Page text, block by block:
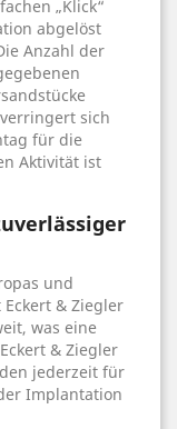
„Klick“
abgelöst
Anzahl der
sich
für die
Aktivität ist
und
& Ziegler
was eine
& Ziegler
jederzeit für
Implantation